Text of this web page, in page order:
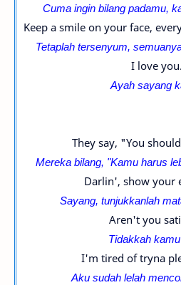
Cuma ingin bilang padamu,
Keep a smile on your face,
Tetaplah tersenyum,
I love
Ayah sayang
They say, "You
Mereka bilang, "Kamu harus
Darlin', show your
Sayang, tunjukkanlah
Aren't you
Tidakkah
I'm tired of tryna
Aku sudah lelah